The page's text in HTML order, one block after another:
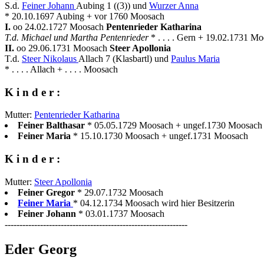
S.d. Feiner Johann Aubing 1 ((3)) und Wurzer Anna
* 20.10.1697 Aubing + vor 1760 Moosach
I. oo 24.02.1727 Moosach Pentenrieder Katharina
T.d. Michael und Martha Pentenrieder * . . . . Gern + 19.02.1731
II. oo 29.06.1731 Moosach Steer Apollonia
T.d. Steer Nikolaus Allach 7 (Klasbartl) und Paulus Maria
* . . . . Allach + . . . . Moosach
K i n d e r :
Mutter: Pentenrieder Katharina
Feiner Balthasar * 05.05.1729 Moosach + ungef.1730 Moosach
Feiner Maria * 15.10.1730 Moosach + ungef.1731 Moosach
K i n d e r :
Mutter: Steer Apollonia
Feiner Gregor * 29.07.1732 Moosach
Feiner Maria * 04.12.1734 Moosach wird hier Besitzerin
Feiner Johann * 03.01.1737 Moosach
--------------------------------------------------------------
Eder Georg